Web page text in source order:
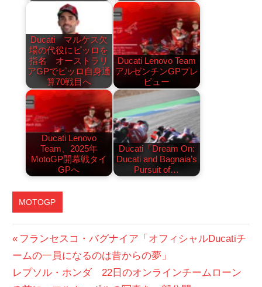
Ducati マルケス欠
場の代役にピッロを
指名 オーストラリ
アGPでピッロ自身通
算70戦目へ
Ducati Lenovo Team
アルゼンチンGPプレ
ビュー
Ducati Lenovo
Team、2025年
MotoGP開幕戦タイ
GPへ
Ducati「Dream On:
Ducati and Bagnaia’s
Pursuit of…
MOTOGP
DUCATI
チーム
投
稿
前
の
投
フランセスコ・バグナイア「オフィシャルDucatiチ
ームの一員になるのは昔からの夢」
次
レプソル・ホンダ 22日のオンラインチームローン